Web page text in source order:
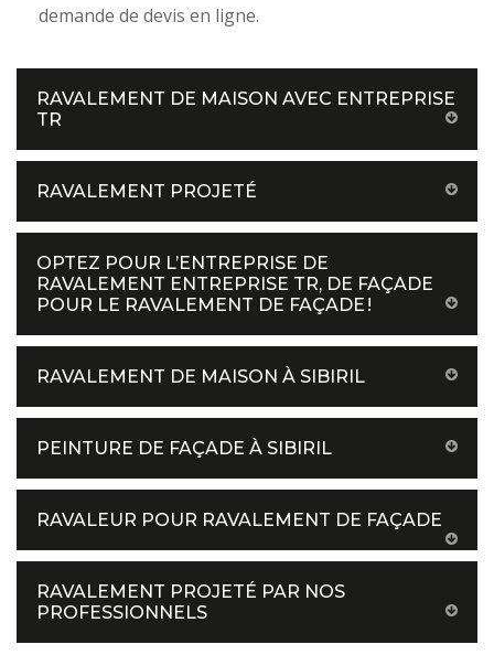
demande de devis en ligne.
RAVALEMENT DE MAISON AVEC ENTREPRISE
TR
RAVALEMENT PROJETÉ
OPTEZ POUR L’ENTREPRISE DE
RAVALEMENT ENTREPRISE TR, DE FAÇADE
POUR LE RAVALEMENT DE FAÇADE !
RAVALEMENT DE MAISON À SIBIRIL
PEINTURE DE FAÇADE À SIBIRIL
RAVALEUR POUR RAVALEMENT DE FAÇADE
RAVALEMENT PROJETÉ PAR NOS
PROFESSIONNELS